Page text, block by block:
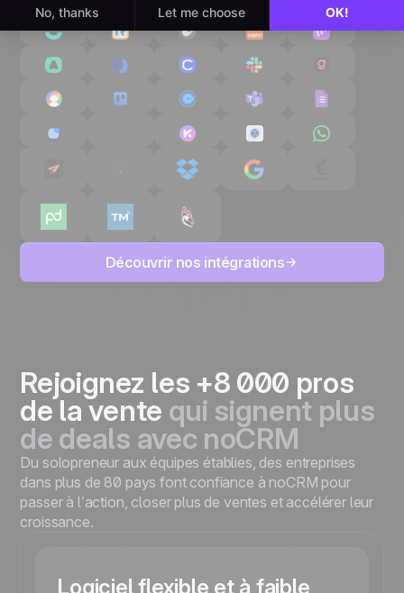
Découvrir nos intégrations
Rejoignez les +8 000 pros
de la vente qui signent plus
de deals avec noCRM
Du solopreneur aux équipes établies, des entreprises
dans plus de 80 pays font confiance à noCRM pour
passer à l’action, closer plus de ventes et accélérer leur
croissance.
Logiciel flexible et à faible